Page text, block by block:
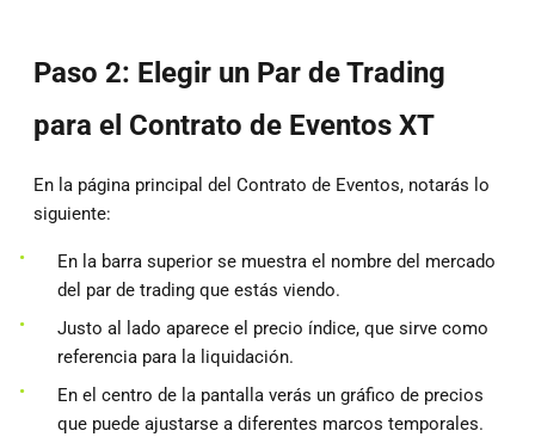
Paso 2: Elegir un Par de Trading
para el Contrato de Eventos XT
En la página principal del Contrato de Eventos, notarás lo
siguiente:
En la barra superior se muestra el nombre del mercado
del par de trading que estás viendo.
Justo al lado aparece el precio índice, que sirve como
referencia para la liquidación.
En el centro de la pantalla verás un gráfico de precios
que puede ajustarse a diferentes marcos temporales.